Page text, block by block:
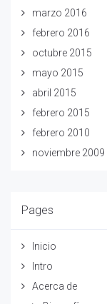
marzo 2016
febrero 2016
octubre 2015
mayo 2015
abril 2015
febrero 2015
febrero 2010
noviembre 2009
Pages
Inicio
Intro
Acerca de